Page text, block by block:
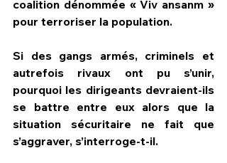
coalition dénommée « Viv ansanm »
pour terroriser la population.
Si des gangs armés, criminels et
autrefois rivaux ont pu s’unir,
pourquoi les dirigeants devraient-ils
se battre entre eux alors que la
situation sécuritaire ne fait que
s’aggraver, s’interroge-t-il.